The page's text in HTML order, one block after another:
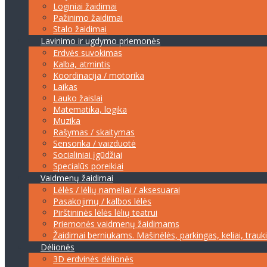
Loginiai žaidimai
Pažinimo žaidimai
Stalo žaidimai
Lavinimo ir ugdymo priemonės
Erdvės suvokimas
Kalba, atmintis
Koordinacija / motorika
Laikas
Lauko žaislai
Matematika, logika
Muzika
Rašymas / skaitymas
Sensorika / vaizduotė
Socialiniai įgūdžiai
Specialūs poreikiai
Vaidmenų žaidimai
Lėlės / lėlių nameliai / aksesuarai
Pasakojimų / kalbos lėlės
Pirštininės lėlės lėlių teatrui
Priemonės vaidmenų žaidimams
Žaidimai berniukams. Mašinėlės, parkingas, keliai,
Dėlionės
3D erdvinės dėlionės